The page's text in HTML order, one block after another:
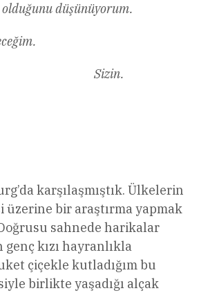
düşünüyorum.
karşılaşmıştık. Ülkelerin
üzerine bir araştırma yapmak
sahnede harikalar
kızı hayranlıkla
çiçekle kutladığım bu
birlikte yaşadığı alçak